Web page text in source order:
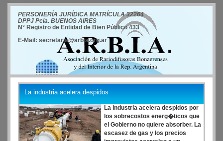
PERSONERÍA JURÍDICA MATRÍCULA 32264
DPPJ Pcia. BUENOS AIRES
N° Registro de Entidad de Bien Público 433
E-Mail: secretaria@arbia.org.ar
La industria acelera despidos
La industria acelera despidos por
los sobrecostos energ�ticos que
el Gobierno no quiere absorber. La
escasez de gas y los precios